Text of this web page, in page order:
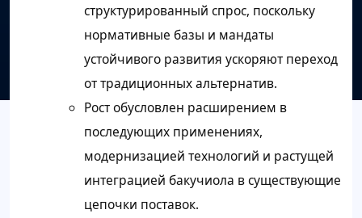
структурированный спрос, поскольку
нормативные базы и мандаты
устойчивого развития ускоряют переход
от традиционных альтернатив.
Рост обусловлен расширением в
последующих применениях,
модернизацией технологий и растущей
интеграцией бакучиола в существующие
цепочки поставок.